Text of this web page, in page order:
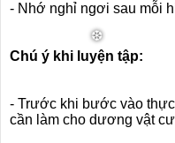
- Nhớ nghỉ ngơi sau mỗi
Chú ý khi luyện tập:
- Trước khi bước vào
cần làm cho dương vật